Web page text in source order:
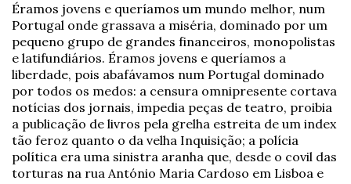
Éramos jovens e queríamos um mundo melhor, num
Portugal onde grassava a miséria, dominado por um
pequeno grupo de grandes financeiros, monopolistas
e latifundiários. Éramos jovens e queríamos a
liberdade, pois abafávamos num Portugal dominado
por todos os medos: a censura omnipresente cortava
notícias dos jornais, impedia peças de teatro, proibia
a publicação de livros pela grelha estreita de um index
tão feroz quanto o da velha Inquisição; a polícia
política era uma sinistra aranha que, desde o covil das
torturas na rua António Maria Cardoso em Lisboa e